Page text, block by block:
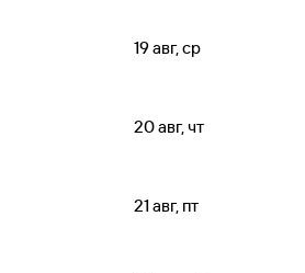
19 авг, ср
20 авг, чт
21 авг, пт